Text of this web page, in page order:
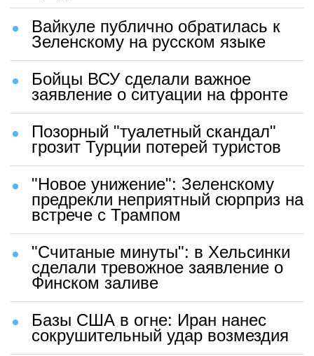
Вайкуле публично обратилась к
Зеленскому на русском языке
Бойцы ВСУ сделали важное
заявление о ситуации на фронте
Позорный "туалетный скандал"
грозит Турции потерей туристов
"Новое унижение": Зеленскому
предрекли неприятный сюрприз на
встрече с Трампом
"Считаные минуты": в Хельсинки
сделали тревожное заявление о
Финском заливе
Базы США в огне: Иран нанес
сокрушительный удар возмездия